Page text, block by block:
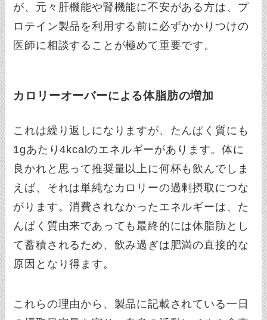
が、元々肝機能や腎機能に不安がある方は、プ
ロテイン製品を利用する前に必ずかかりつけの
医師に相談することが極めて重要です。
カロリーオーバーによる体脂肪の増加
これは繰り返しになりますが、たんぱく質にも
1gあたり4kcalのエネルギーがあります。体に
良かれと思って推奨量以上に何杯も飲んでしま
えば、それは単純なカロリーの過剰摂取につな
がります。消費されなかったエネルギーは、た
んぱく質由来であっても最終的には体脂肪とし
て蓄積されるため、飲み過ぎは肥満の直接的な
原因となり得ます。
これらの理由から、製品に記載されている一日